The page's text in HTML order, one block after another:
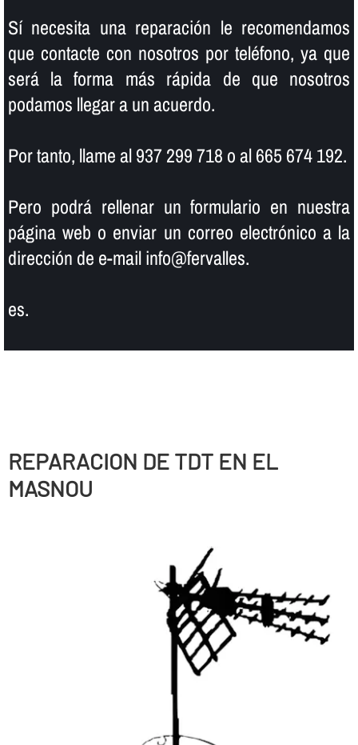
Sí­ necesita una reparación le recomendamos
que contacte con nosotros por teléfono, ya que
será la forma más rápida de que nosotros
podamos llegar a un acuerdo.
Por tanto, llame al 937 299 718 o al 665 674 192.
Pero podrá rellenar un formulario en nuestra
página web o enviar un correo electrónico a la
dirección de e-mail info@fervalles.
es.
REPARACION DE TDT EN EL
MASNOU